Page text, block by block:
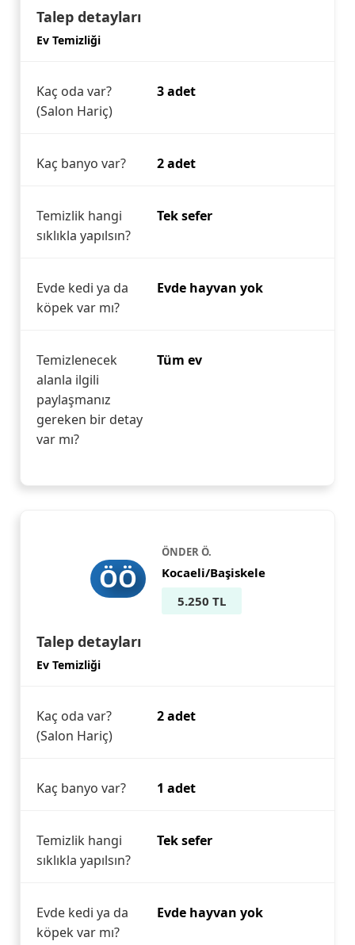
Talep detayları
Ev Temizliği
Kaç oda var?
(Salon Hariç)
3 adet
Kaç banyo var? 2 adet
Temizlik hangi
sıklıkla yapılsın?
Tek sefer
Evde kedi ya da
köpek var mı?
Evde hayvan yok
Temizlenecek
alanla ilgili
paylaşmanız
gereken bir detay
var mı?
Tüm ev
ÖÖ
ÖNDER Ö.
Kocaeli/Başiskele
5.250 TL
Talep detayları
Ev Temizliği
Kaç oda var?
(Salon Hariç)
2 adet
Kaç banyo var? 1 adet
Temizlik hangi
sıklıkla yapılsın?
Tek sefer
Evde kedi ya da
köpek var mı?
Evde hayvan yok